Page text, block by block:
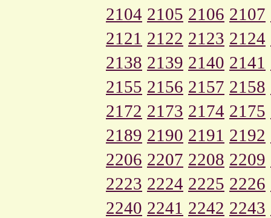
2104 2105 2106 2107
2121 2122 2123 2124
2138 2139 2140 2141
2155 2156 2157 2158
2172 2173 2174 2175
2189 2190 2191 2192
2206 2207 2208 2209
2223 2224 2225 2226
2240 2241 2242 2243